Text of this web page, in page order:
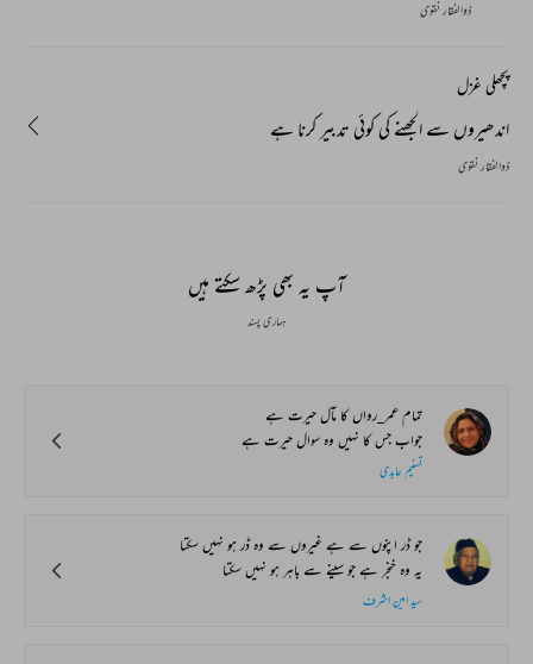
ذوالفقار نقوی
پچھلی غزل
اندھیروں سے الجھنے کی کوئی تدبیر کرنا ہے
ذوالفقار نقوی
آپ یہ بھی پڑھ سکتے ہیں
ہماری پسند
تمام عمر_رواں کا مآل حیرت ہے
جواب جس کا نہیں وہ سوال حیرت ہے
تسنیم عابدی
جو ڈر اپنوں سے ہے غیروں سے وہ ڈر ہو نہیں سکتا
یہ وہ خنجر ہے جو سینے سے باہر ہو نہیں سکتا
سید امین اشرف